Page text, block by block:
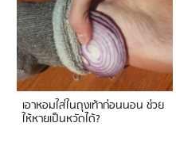
เอาหอมใส่ในถุงเท้าก่อนนอน ช่วย
ให้หายเป็นหวัดได้?